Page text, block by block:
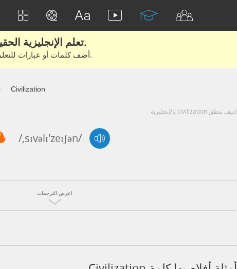
تعلم الإنجليزية الحقيقية من الأفلام والكتب.
أضف كلمات أو عبارات للتعلم والتدريب مع متعلمين آخرين.
Civilization
كيف تنطق civilization بالإنجليزية
/,sɪvəlɪ'zeɪʃən/
اعرض الترجمات